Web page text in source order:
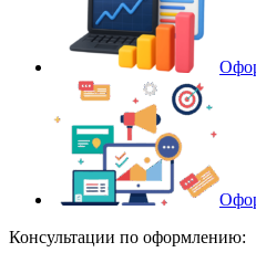
Консультации по оформлению: